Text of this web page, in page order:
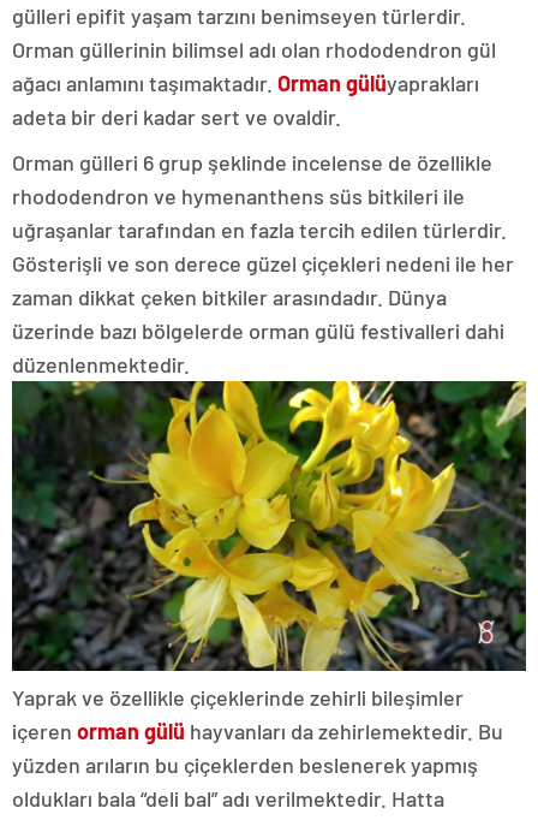
gülleri epifit yaşam tarzını benimseyen türlerdir.
Orman güllerinin bilimsel adı olan rhododendron gül
ağacı anlamını taşımaktadır. Orman gülüyaprakları
adeta bir deri kadar sert ve ovaldir.
Orman gülleri 6 grup şeklinde incelense de özellikle
rhododendron ve hymenanthens süs bitkileri ile
uğraşanlar tarafından en fazla tercih edilen türlerdir.
Gösterişli ve son derece güzel çiçekleri nedeni ile her
zaman dikkat çeken bitkiler arasındadır. Dünya
üzerinde bazı bölgelerde orman gülü festivalleri dahi
düzenlenmektedir.
Yaprak ve özellikle çiçeklerinde zehirli bileşimler
içeren orman gülü hayvanları da zehirlemektedir. Bu
yüzden arıların bu çiçeklerden beslenerek yapmış
oldukları bala “deli bal” adı verilmektedir. Hatta